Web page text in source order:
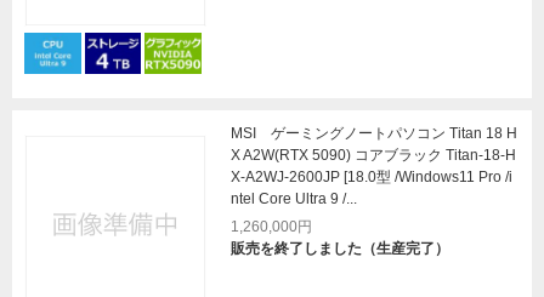
MSI ゲーミングノートパソコン Titan 18 H
X A2W(RTX 5090) コアブラック Titan-18-H
X-A2WJ-2600JP [18.0型 /Windows11 Pro /i
ntel Core Ultra 9 /...
1,260,000円
販売を終了しました（生産完了）